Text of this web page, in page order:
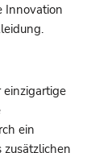
Innovation
einzigartige
ein
zusätzlichen